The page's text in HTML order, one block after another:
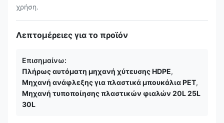
χρήση.
Λεπτομέρειες για το προϊόν
Επισημαίνω:
Πλήρως αυτόματη μηχανή χύτευσης HDPE,
Μηχανή ανάφλεξης για πλαστικά μπουκάλια PET,
Μηχανή τυποποίησης πλαστικών φιαλών 20L 25L
30L